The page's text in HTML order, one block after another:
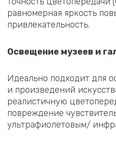
равномерная яркость
привлекательность.
Освещение музеев и
Идеально подходит для
и произведений
реалистичную
повреждение
ультрафиолетовым/